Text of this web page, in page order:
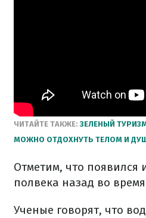
ЧИТАЙТЕ ТАКЖЕ:ЗЕЛЕНЫЙ
МОЖНО ОТДОХНУТЬ ТЕЛОМ И
Отметим, что появился
полвека назад во
Ученые говорят, что